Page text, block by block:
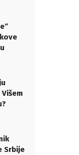
Srbije